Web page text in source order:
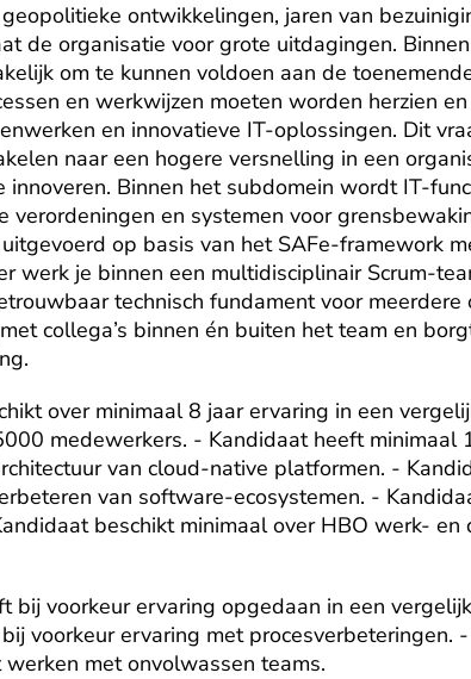
ontwikkelingen, jaren van
de organisatie voor grote uitdagingen.
om te kunnen voldoen aan de
en werkwijzen moeten worden herzien
en innovatieve IT-oplossingen. Dit
naar een hogere versnelling in een
innoveren. Binnen het subdomein wordt IT-
verordeningen en systemen voor
op basis van het SAFe-framework
werk je binnen een multidisciplinair Scrum-
technisch fundament voor
collega’s binnen én buiten het team en
over minimaal 8 jaar ervaring in een
medewerkers. - Kandidaat heeft minimaal
van cloud-native platformen. -
van software-ecosystemen. -
beschikt minimaal over HBO werk- en
bij voorkeur ervaring opgedaan in een
voorkeur ervaring met procesverbeteringen.
met onvolwassen teams.